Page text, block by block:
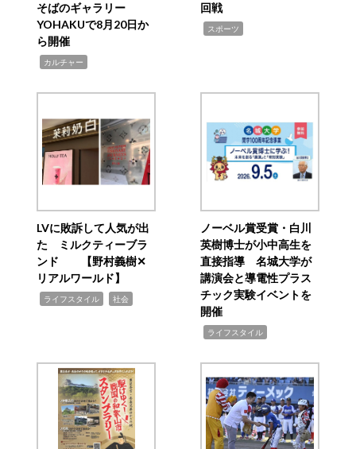
そばのギャラリー
YOHAKUで8月20日か
ら開催
カルチャー
回戦
スポーツ
LVに敗訴して人気が出
た ミルクティーブラ
ンド 【野村義樹✕
リアルワールド】
ライフスタイル 社会
ノーベル賞受賞・白川
英樹博士が小中高生を
直接指導 名城大学が
講演会と導電性プラス
チック実験イベントを
開催
ライフスタイル